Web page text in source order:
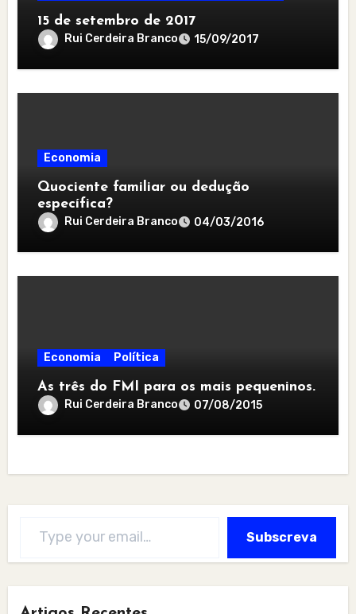
15 de setembro de 2017
Rui Cerdeira Branco 15/09/2017
Economia
Quociente familiar ou dedução
específica?
Rui Cerdeira Branco 04/03/2016
Economia Política
As três do FMI para os mais pequeninos.
Rui Cerdeira Branco 07/08/2015
Subscreva